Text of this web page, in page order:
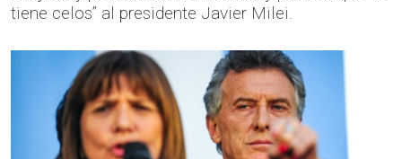
tiene celos” al presidente Javier Milei.